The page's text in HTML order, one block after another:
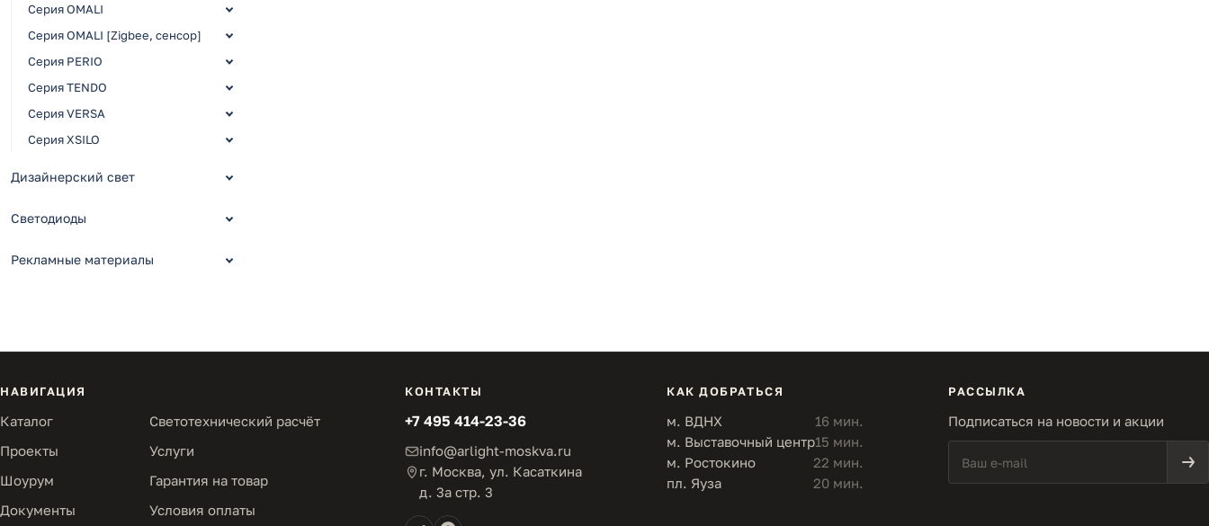
Серия OMALI
Серия OMALI [Zigbee, сенсор]
Серия PERIO
Серия TENDO
Серия VERSA
Серия XSILO
Дизайнерский свет
Светодиоды
Рекламные материалы
НАВИГАЦИЯ
Каталог
Светотехнический расчёт
Проекты
Услуги
Шоурум
Гарантия на товар
Документы
Условия оплаты
КОНТАКТЫ
+7 495 414-23-36
info@arlight-moskva.ru
г. Москва, ул. Касаткина
д. 3а стр. 3
КАК ДОБРАТЬСЯ
м. ВДНХ
16 мин.
м. Выставочный центр15 мин.
м. Ростокино
22 мин.
пл. Яуза
20 мин.
РАССЫЛКА
Подписаться на новости и акции